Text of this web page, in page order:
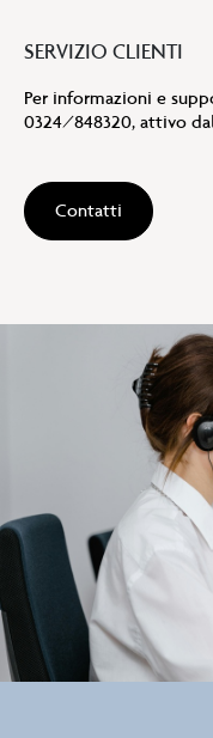
SERVIZIO CLIENTI
Per informazioni e
0324/848320, attivo
Contatti